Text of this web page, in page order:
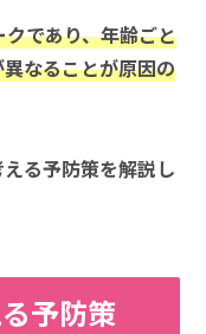
であり、年齢ごと
なることが原因の
る予防策を解説し
予防策